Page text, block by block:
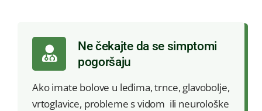
Ne čekajte da se simptomi
pogoršaju
Ako imate bolove u leđima, trnce, glavobolje,
vrtoglavice, probleme s vidom ili neurološke